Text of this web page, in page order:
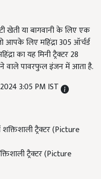
या बागवानी के लिए एक
आपके लिए महिंद्रा 305 ऑर्चर्ड
का यह मिनी ट्रैक्टर 28
वाले पावरफुल इंजन में आता है.
3:05 PM IST
ट्रैक्टर (Picture